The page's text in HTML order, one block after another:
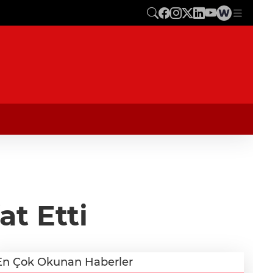
Etti
Çok Okunan Haberler